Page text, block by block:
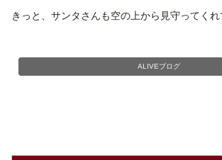
きっと、サンタさんも空の上から見守ってく
ALIVEブログ